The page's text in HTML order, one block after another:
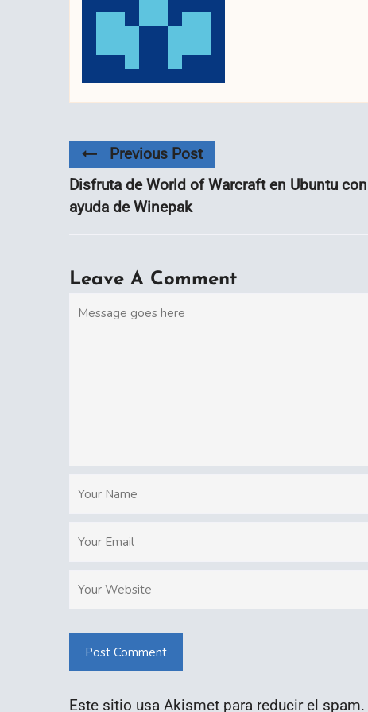
Previous Post
Disfruta de World of Warcraft en Ubuntu con
ayuda de Winepak
Leave A Comment
Post Comment
Este sitio usa Akismet para reducir el spam.